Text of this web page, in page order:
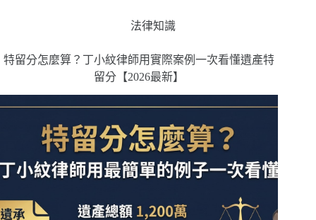
法律知識
特留分怎麼算？丁小紋律師用實際案例一次看懂遺產特
留分【2026最新】